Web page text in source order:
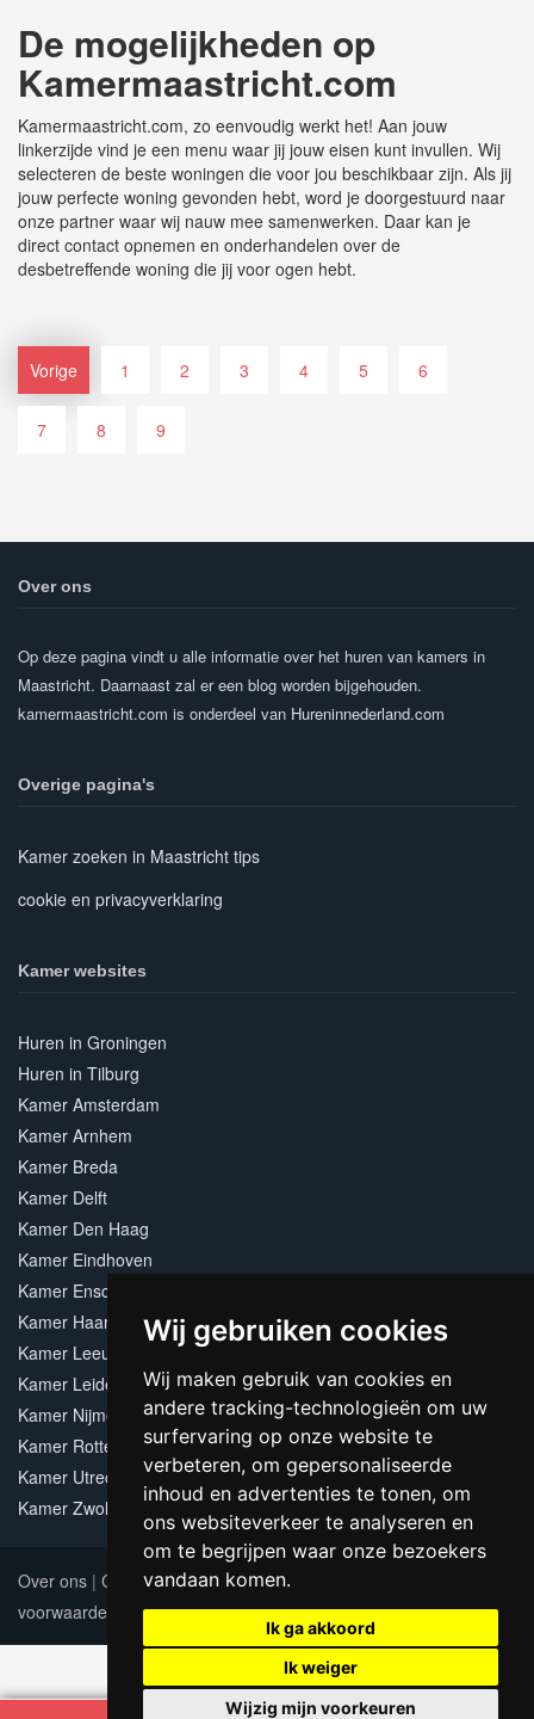
Wij gebruiken cookies
Wij maken gebruik van cookies en
andere tracking-technologieën om uw
surfervaring op onze website te
verbeteren, om gepersonaliseerde
inhoud en advertenties te tonen, om
ons websiteverkeer te analyseren en
om te begrijpen waar onze bezoekers
vandaan komen.
Ik ga akkoord
Ik weiger
Wijzig mijn voorkeuren
De mogelijkheden op
Kamermaastricht.com
Kamermaastricht.com, zo eenvoudig werkt het! Aan jouw
linkerzijde vind je een menu waar jij jouw eisen kunt invullen. Wij
selecteren de beste woningen die voor jou beschikbaar zijn. Als jij
jouw perfecte woning gevonden hebt, word je doorgestuurd naar
onze partner waar wij nauw mee samenwerken. Daar kan je
direct contact opnemen en onderhandelen over de
desbetreffende woning die jij voor ogen hebt.
Vorige 1 2 3 4 5 6
7 8 9
Over ons
Op deze pagina vindt u alle informatie over het huren van kamers in
Maastricht. Daarnaast zal er een blog worden bijgehouden.
kamermaastricht.com is onderdeel van Hureninnederland.com
Overige pagina's
Kamer zoeken in Maastricht tips
cookie en privacyverklaring
Kamer websites
Huren in Groningen
Huren in Tilburg
Kamer Amsterdam
Kamer Arnhem
Kamer Breda
Kamer Delft
Kamer Den Haag
Kamer Eindhoven
Kamer Enschede
Kamer Haarlem
Kamer Leeuwarden
Kamer Leiden
Kamer Nijmegen
Kamer Rotterdam
Kamer Utrecht
Kamer Zwolle
Over ons | Contact|Adverteren|Sitemap
voorwaarden
Update cookies preferences